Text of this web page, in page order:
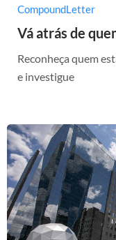
CompoundLetter
Vá atrás de
Reconheça quem
e investigue